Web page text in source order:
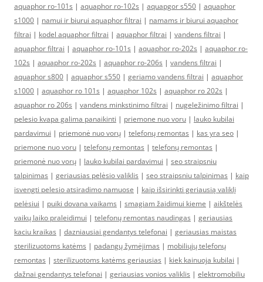
aquaphor ro-101s | aquaphor ro-102s | aquapgor s550 | aquaphor
s1000 | namui ir biurui aquaphor filtrai | namams ir biurui aquaphor
filtrai | kodel aquaphor filtrai | aquaphor filtrai | vandens filtrai |
aquaphor filtrai | aquaphor ro-101s | aquaphor ro-202s | aquaphor ro-
102s | aquaphor ro-202s | aquaphor ro-206s | vandens filtrai |
aquaphor s800 | aquaphor s550 | geriamo vandens filtrai | aquaphor
s1000 | aquaphor ro 101s | aquaphor 102s | aquaphor ro 202s |
aquaphor ro 206s | vandens minkstinimo filtrai | nugeležinimo filtrai |
pelesio kvapa galima panaikinti | priemone nuo voru | lauko kubilai
pardavimui | priemonė nuo vorų | telefonų remontas | kas yra seo |
priemone nuo voru | telefonų remontas | telefonų remontas |
priemonė nuo vorų | lauko kubilai pardavimui | seo straipsniu
talpinimas | geriausias pelėsio valiklis | seo straipsniu talpinimas | kaip
isvengti pelesio atsiradimo namuose | kaip išsirinkti geriausią valiklį
pelėsiui | puiki dovana vaikams | smagiam žaidimui kieme | aikštelės
vaikų laiko praleidimui | telefonų remontas naudingas | geriausias
kaciu kraikas | dazniausiai gendantys telefonai | geriausias maistas
sterilizuotoms katėms | padangų žymėjimas | mobiliųjų telefonų
remontas | sterilizuotoms katėms geriausias | kiek kainuoja kubilai |
dažnai gendantys telefonai | geriausias vonios valiklis | elektromobiliu